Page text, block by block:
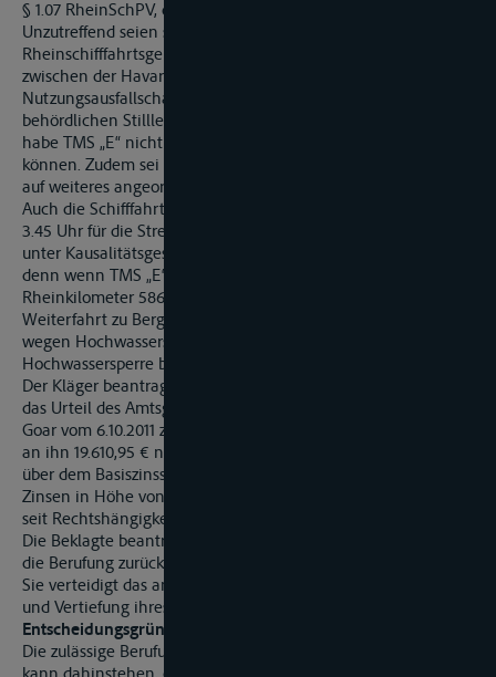
§ 1.07 RheinSchPV, die in etwa den §§ 22, 23 StVO entspreche.
Unzutreffend seien schließlich auch die Erwägungen des
Rheinschifffahrtsgerichts zum Kausalzusammenhang
zwischen der Havarie des TMS „W“ und dem
Nutzungsausfallschaden des Klägers. Im Zeitpunkt der
behördlichen Stilllegung des TMS „E“ am 13.1.2011, 10.00 Uhr
habe TMS „E“ nicht wenden und wieder talwärts fahren
können. Zudem sei nicht absehbar gewesen, wie lange die bis
auf weiteres angeordnete Schifffahrtssperre andauern würde.
Auch die Schifffahrtssperre wegen Hochwassers ab 14.1.2011,
3.45 Uhr für die Strecke von Rheinkilometer 566 bis 601 könne
unter Kausalitätsgesichtspunkten nicht berücksichtigt werden,
denn wenn TMS „E“ nicht am 13.1.2011, 10.00 Uhr bei
Rheinkilometer 586 wegen der Havarie des TMS „W“ an der
Weiterfahrt zu Berg gehindert worden wäre, hätte es die
wegen Hochwassers gesperrte Strecke vor dem Zeitpunkt der
Hochwassersperre bereits passiert gehabt.
Der Kläger beantragt,
das Urteil des Amtsgerichts – Rheinschifffahrtsgerichts – St.
Goar vom 6.10.2011 zu ändern und die Beklagte zu verurteilen,
an ihn 19.610,95 € nebst Zinsen in Höhe von 5 Prozentpunkten
über dem Basiszinssatz seit 11.3.2011 sowie 1.247,40 € nebst
Zinsen in Höhe von 5 Prozentpunkten über dem Basiszinssatz
seit Rechtshängigkeit zu zahlen.
Die Beklagte beantragt,
die Berufung zurückzuweisen.
Sie verteidigt das angefochtene Urteil unter Wiederholung
und Vertiefung ihres erstinstanzlichen Vorbringens.
Entscheidungsgründe:
Die zulässige Berufung bleibt in der Sache ohne Erfolg. Es